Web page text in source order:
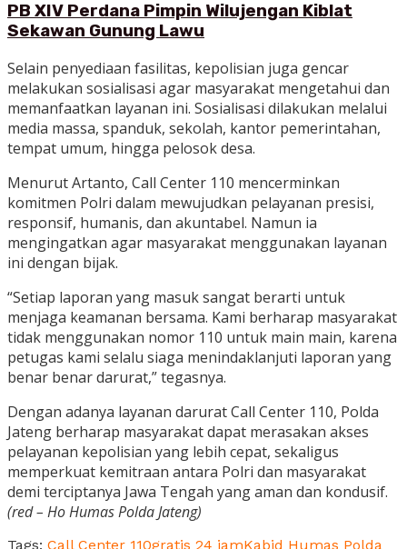
PB XIV Perdana Pimpin Wilujengan Kiblat
Sekawan Gunung Lawu
Selain penyediaan fasilitas, kepolisian juga gencar
melakukan sosialisasi agar masyarakat mengetahui dan
memanfaatkan layanan ini. Sosialisasi dilakukan melalui
media massa, spanduk, sekolah, kantor pemerintahan,
tempat umum, hingga pelosok desa.
Menurut Artanto, Call Center 110 mencerminkan
komitmen Polri dalam mewujudkan pelayanan presisi,
responsif, humanis, dan akuntabel. Namun ia
mengingatkan agar masyarakat menggunakan layanan
ini dengan bijak.
“Setiap laporan yang masuk sangat berarti untuk
menjaga keamanan bersama. Kami berharap masyarakat
tidak menggunakan nomor 110 untuk main main, karena
petugas kami selalu siaga menindaklanjuti laporan yang
benar benar darurat,” tegasnya.
Dengan adanya layanan darurat Call Center 110, Polda
Jateng berharap masyarakat dapat merasakan akses
pelayanan kepolisian yang lebih cepat, sekaligus
memperkuat kemitraan antara Polri dan masyarakat
demi terciptanya Jawa Tengah yang aman dan kondusif.
(red – Ho Humas Polda Jateng)
Tags: Call Center 110gratis 24 jamKabid Humas Polda